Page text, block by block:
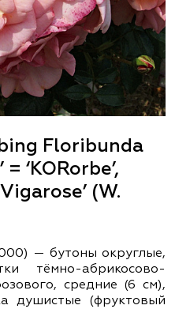
Floribunda
‘KORorbe’,
(W.
— бутоны округлые,
тёмно-абрикосово-
средние (6 см),
душистые (фруктовый